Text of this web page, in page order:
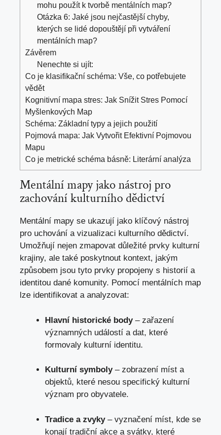
mohu použít k tvorbě mentálních map?
Otázka 6: Jaké jsou nejčastější chyby,
kterých se lidé dopouštějí při vytváření
mentálních map?
Závěrem
Nenechte si ujít:
Co je klasifikační schéma: Vše, co potřebujete
vědět
Kognitivní mapa stres: Jak Snížit Stres Pomocí
Myšlenkových Map
Schéma: Základní typy a jejich použití
Pojmová mapa: Jak Vytvořit Efektivní Pojmovou
Mapu
Co je metrické schéma básně: Literární analýza
Mentální mapy jako nástroj pro
zachování kulturního dědictví
Mentální mapy se ukazují jako klíčový nástroj
pro uchování a vizualizaci kulturního dědictví.
Umožňují nejen zmapovat důležité prvky kulturní
krajiny, ale také poskytnout kontext, jakým
způsobem jsou tyto prvky propojeny s historií a
identitou dané komunity. Pomocí mentálních map
lze identifikovat a analyzovat:
Hlavní historické body– zařazení
významných událostí a dat, které
formovaly kulturní identitu.
Kulturní symboly– zobrazení míst a
objektů, které nesou specifický kulturní
význam pro obyvatele.
Tradice a zvyky– vyznačení míst, kde se
konají tradiční akce a svátky, které